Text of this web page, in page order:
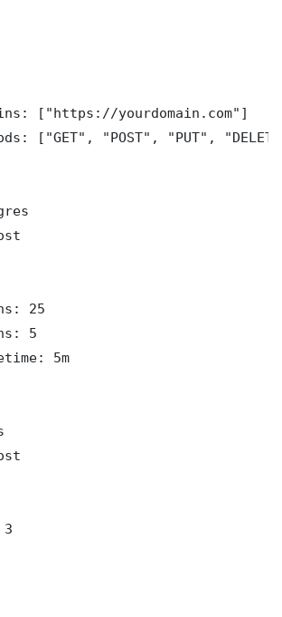
["https://yourdomain.com"]
["GET", "POST", "PUT",
25
5
5m